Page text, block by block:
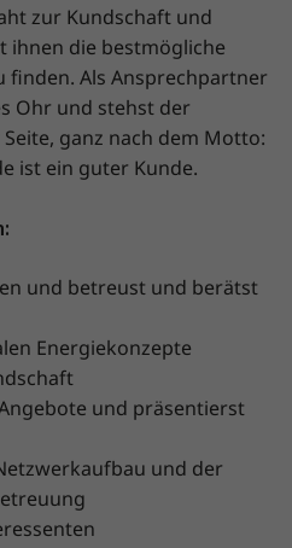
zur Kundschaft und
ihnen die bestmögliche
finden. Als Ansprechpartner
Ohr und stehst der
ganz nach dem Motto:
ist ein guter Kunde.
und betreust und berätst
Energiekonzepte
und präsentierst
und der